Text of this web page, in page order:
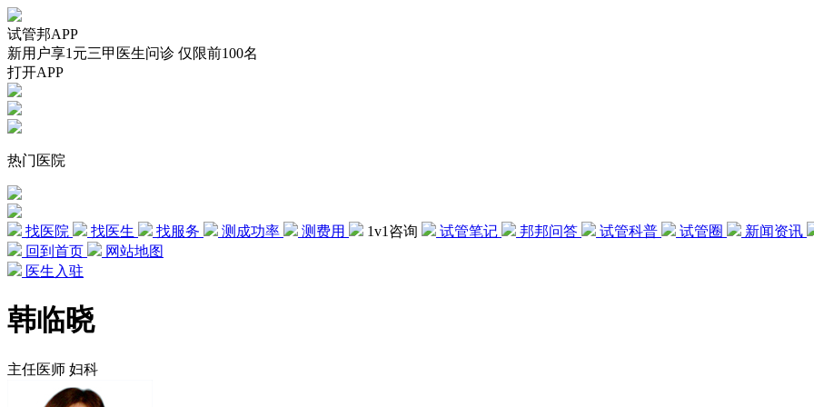
试管邦APP
新用户享1元三甲医生问诊 仅限前100名
打开APP
热门医院
找医院 找医生 找服务 测成功率 测费用 1v1咨询 试管笔记 邦邦问答 试管科普 试管圈
新闻资讯
回到首页
网站地图
医生入驻
韩临晓
主任医师 妇科